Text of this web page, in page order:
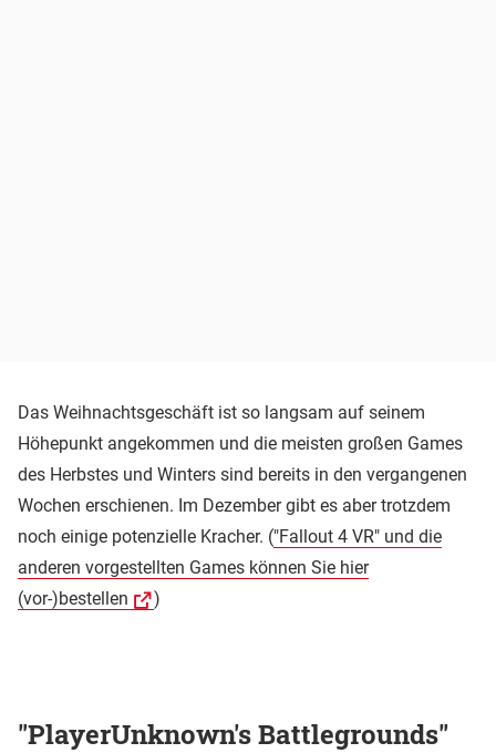
Das Weihnachtsgeschäft ist so langsam auf seinem
Höhepunkt angekommen und die meisten großen Games
des Herbstes und Winters sind bereits in den vergangenen
Wochen erschienen. Im Dezember gibt es aber trotzdem
noch einige potenzielle Kracher. ("Fallout 4 VR" und die
anderen vorgestellten Games können Sie hier
(vor-)bestellen
)
"PlayerUnknown's Battlegrounds"